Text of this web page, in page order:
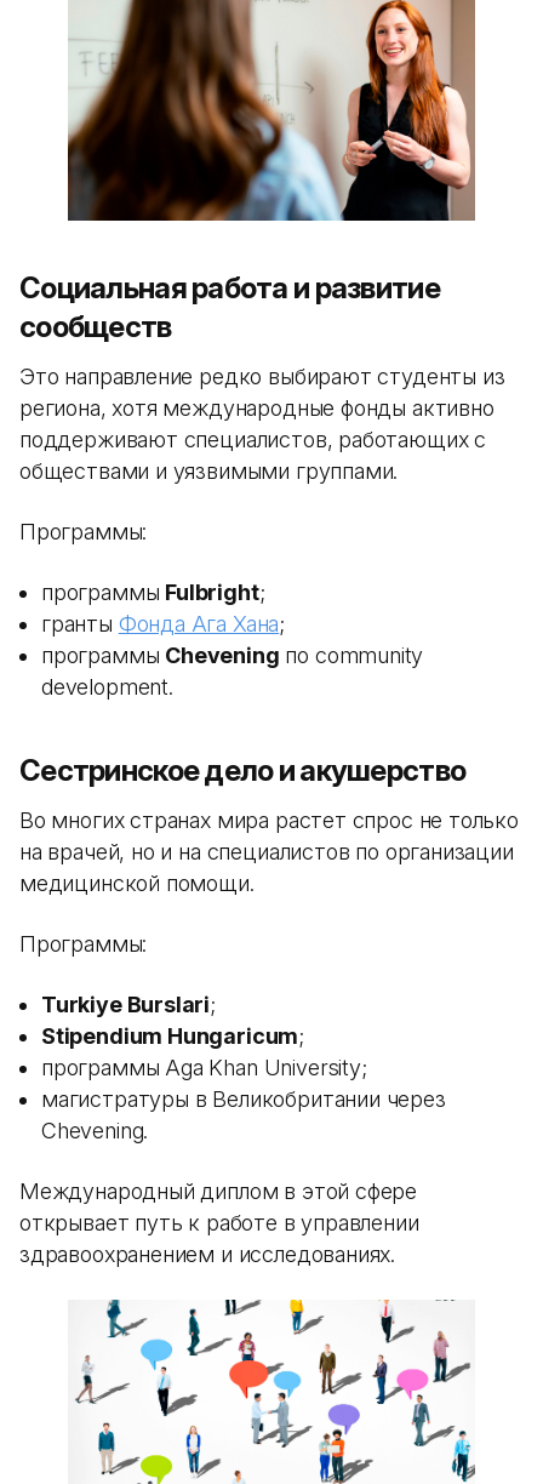
Социальная работа и развитие
сообществ
Это направление редко выбирают студенты из
региона, хотя международные фонды активно
поддерживают специалистов, работающих с
обществами и уязвимыми группами.
Программы:
программы Fulbright;
гранты Фонда Ага Хана;
программы Chevening по community
development.
Сестринское дело и акушерство
Во многих странах мира растет спрос не только
на врачей, но и на специалистов по организации
медицинской помощи.
Программы:
Turkiye Burslari;
Stipendium Hungaricum;
программы Aga Khan University;
магистратуры в Великобритании через
Chevening.
Международный диплом в этой сфере
открывает путь к работе в управлении
здравоохранением и исследованиях.